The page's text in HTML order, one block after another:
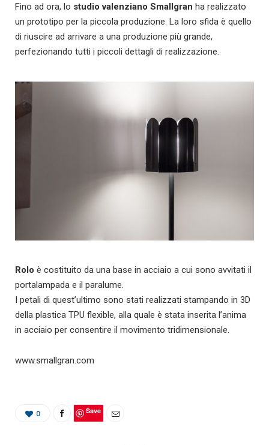
Fino ad ora, lo studio valenziano Smallgran ha realizzato
un prototipo per la piccola produzione. La loro sfida è quello
di riuscire ad arrivare a una produzione più grande,
perfezionando tutti i piccoli dettagli di realizzazione.
Rolo è costituito da una base in acciaio a cui sono avvitati il
portalampada e il paralume.
I petali di quest’ultimo sono stati realizzati stampando in 3D
della plastica TPU flexible, alla quale è stata inserita l’anima
in acciaio per consentire il movimento tridimensionale.
www.smallgran.com
0 Save